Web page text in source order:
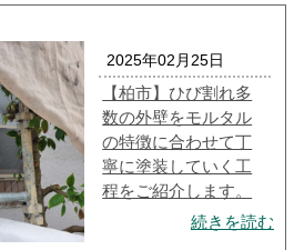
2025年02月25日
【柏市】ひび割れ多
数の外壁をモルタル
の特徴に合わせて丁
寧に塗装していく工
程をご紹介します。
続きを読む